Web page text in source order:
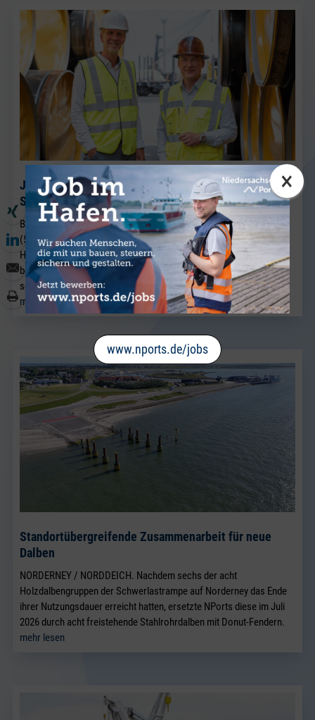
×
www.nports.de/jobs
J. Müller Weser baut seine Breakbulk-Aktivitäten am
Standort Brake weiter aus.
BRAKE. Neu im Team von J. Müller Weser in Brake ist Sven Riekers
(51). Der gebürtige Bremer wechselt aus einem Unternehmen der
Hafenwirtschaft in Bremen nach Brake und verstärkt künftig das
bestehende Vertriebsteam Breakbulk, in dem Jörg Kaplan bereits
seit vielen Jahren als Führungskraft tätig ist.
mehr lesen
Standortübergreifende Zusammenarbeit für neue
Dalben
NORDERNEY / NORDDEICH. Nachdem sechs der acht
Holzdalbengruppen der Schwerlastrampe auf Norderney das Ende
ihrer Nutzungsdauer erreicht hatten, ersetzte NPorts diese im Juli
2026 durch acht freistehende Stahlrohrdalben mit Donut-Fendern.
mehr lesen